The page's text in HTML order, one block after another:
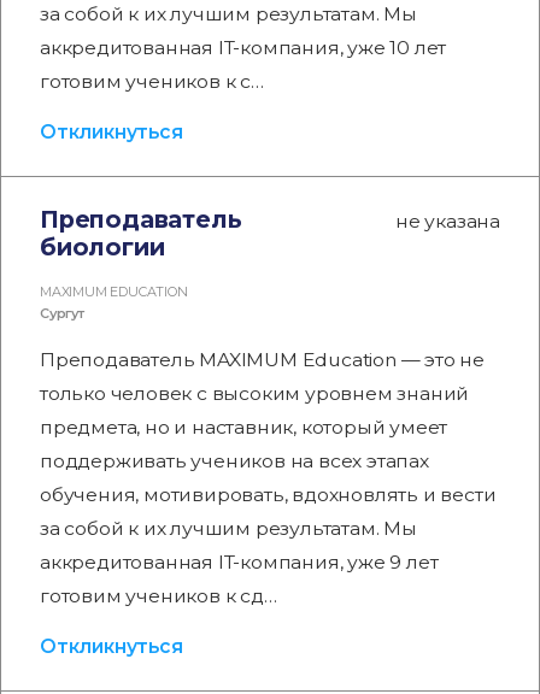
за собой к их лучшим результатам. Мы
аккредитованная IT-компания, уже 10 лет
готовим учеников к с…
Откликнуться
Преподаватель
биологии
не указана
MAXIMUM EDUCATION
Сургут
Преподаватель MAXIMUM Education — это не
только человек с высоким уровнем знаний
предмета, но и наставник, который умеет
поддерживать учеников на всех этапах
обучения, мотивировать, вдохновлять и вести
за собой к их лучшим результатам. Мы
аккредитованная IT-компания, уже 9 лет
готовим учеников к сд…
Откликнуться